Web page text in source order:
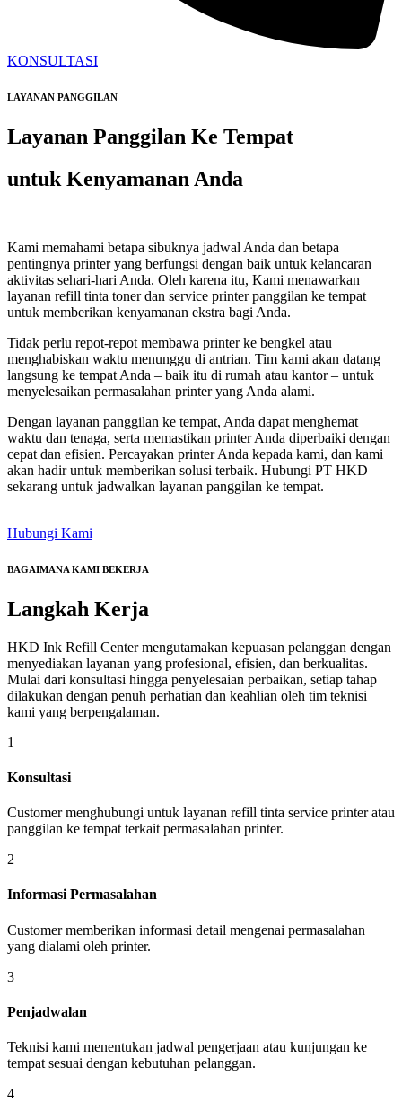
KONSULTASI
LAYANAN PANGGILAN
Layanan Panggilan Ke Tempat
untuk Kenyamanan Anda
Kami memahami betapa sibuknya jadwal Anda dan betapa
pentingnya printer yang berfungsi dengan baik untuk kelancaran
aktivitas sehari-hari Anda. Oleh karena itu, Kami menawarkan
layanan refill tinta toner dan service printer panggilan ke tempat
untuk memberikan kenyamanan ekstra bagi Anda.
Tidak perlu repot-repot membawa printer ke bengkel atau
menghabiskan waktu menunggu di antrian. Tim kami akan datang
langsung ke tempat Anda – baik itu di rumah atau kantor – untuk
menyelesaikan permasalahan printer yang Anda alami.
Dengan layanan panggilan ke tempat, Anda dapat menghemat
waktu dan tenaga, serta memastikan printer Anda diperbaiki dengan
cepat dan efisien. Percayakan printer Anda kepada kami, dan kami
akan hadir untuk memberikan solusi terbaik. Hubungi PT HKD
sekarang untuk jadwalkan layanan panggilan ke tempat.
Hubungi Kami
BAGAIMANA KAMI BEKERJA
Langkah Kerja
HKD Ink Refill Center mengutamakan kepuasan pelanggan dengan
menyediakan layanan yang profesional, efisien, dan berkualitas.
Mulai dari konsultasi hingga penyelesaian perbaikan, setiap tahap
dilakukan dengan penuh perhatian dan keahlian oleh tim teknisi
kami yang berpengalaman.
1
Konsultasi
Customer menghubungi untuk layanan refill tinta service printer atau
panggilan ke tempat terkait permasalahan printer.
2
Informasi Permasalahan
Customer memberikan informasi detail mengenai permasalahan
yang dialami oleh printer.
3
Penjadwalan
Teknisi kami menentukan jadwal pengerjaan atau kunjungan ke
tempat sesuai dengan kebutuhan pelanggan.
4